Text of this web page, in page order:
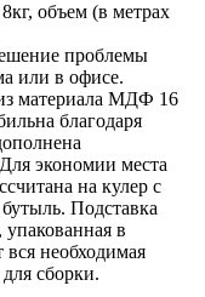
объем (в метрах
проблемы
или в офисе.
материала МДФ 16
благодаря
экономии места
на кулер с
Подставка
упакованная в
вся необходимая
сборки.